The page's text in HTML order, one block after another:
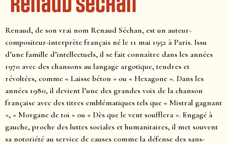
Renaud Séchan
Renaud, de son vrai nom Renaud Séchan, est un auteur-
compositeur-interprète français né le 11 mai 1952 à Paris. Issu
d’une famille d’intellectuels, il se fait connaître dans les années
1970 avec des chansons au langage argotique, tendres et
révoltées, comme « Laisse béton » ou « Hexagone ». Dans les
années 1980, il devient l’une des grandes voix de la chanson
française avec des titres emblématiques tels que « Mistral gagnant
», « Morgane de toi » ou « Dès que le vent soufflera ». Engagé à
gauche, proche des luttes sociales et humanitaires, il met souvent
sa notoriété au service de causes comme la défense des sans-